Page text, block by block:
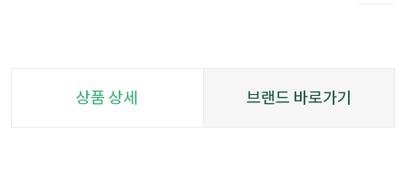
상품 상세 브랜드 바로가기